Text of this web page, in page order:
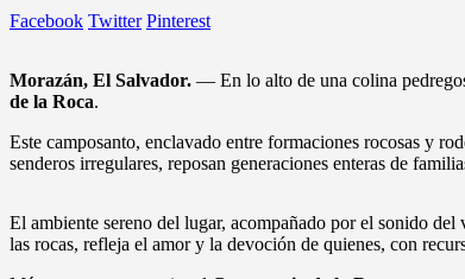
Facebook Twitter Pinterest
Morazán, El Salvador. — En lo alto de una colina
de la Roca.
Este camposanto, enclavado entre formaciones rocosas y
senderos irregulares, reposan generaciones enteras de
El ambiente sereno del lugar, acompañado por el sonido
las rocas, refleja el amor y la devoción de quienes, con